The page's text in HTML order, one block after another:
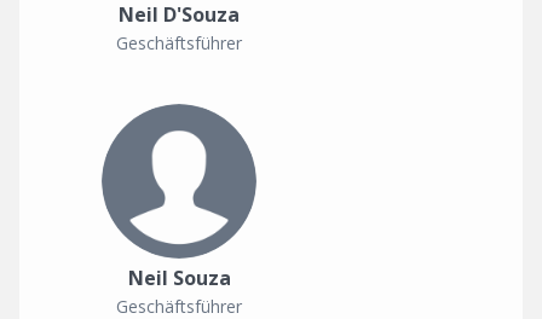
Neil D'Souza
Geschäftsführer
Neil Souza
Geschäftsführer